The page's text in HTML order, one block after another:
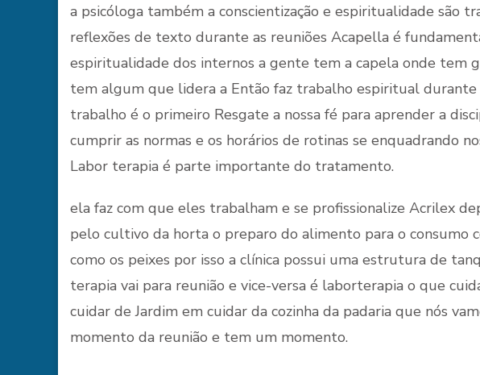
a psicóloga também a conscientização e espiritualidade são
reflexões de texto durante as reuniões Acapella é
espiritualidade dos internos a gente tem a capela onde tem
tem algum que lidera a Então faz trabalho espiritual
trabalho é o primeiro Resgate a nossa fé para aprender a
cumprir as normas e os horários de rotinas se enquadrando
Labor terapia é parte importante do tratamento.
ela faz com que eles trabalham e se profissionalize Acrilex
pelo cultivo da horta o preparo do alimento para o consumo
como os peixes por isso a clínica possui uma estrutura de
terapia vai para reunião e vice-versa é laborterapia o que
cuidar de Jardim em cuidar da cozinha da padaria que nós
momento da reunião e tem um momento.